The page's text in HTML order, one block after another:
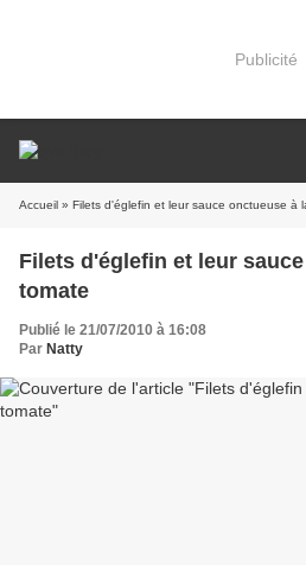
Publicité
Accueil » Filets d'églefin et leur sauce onctueuse à
Filets d'églefin et leur
tomate
Publié le 21/07/2010 à 16:08
Par Natty